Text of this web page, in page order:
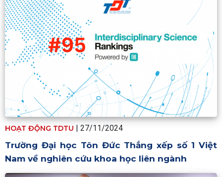
HOẠT ĐỘNG TDTU | 27/11/2024
Trường Đại học Tôn Đức Thắng xếp số 1 Việt
Nam về nghiên cứu khoa học liên ngành